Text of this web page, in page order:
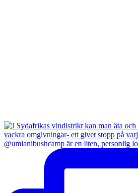
@umlanibushcamp är en liten, personlig